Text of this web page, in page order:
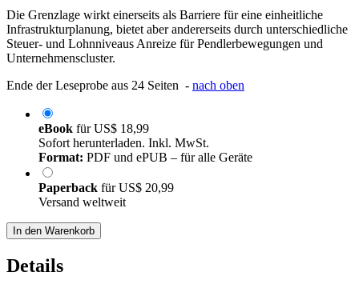
Die Grenzlage wirkt einerseits als Barriere für eine einheitliche
Infrastrukturplanung, bietet aber andererseits durch unterschiedliche
Steuer- und Lohnniveaus Anreize für Pendlerbewegungen und
Unternehmenscluster.
Ende der Leseprobe aus 24 Seiten - nach oben
eBook fürUS$ 18,99
Sofort herunterladen. Inkl. MwSt.
Format: PDF und ePUB – für alle Geräte
Paperback fürUS$ 20,99
Versand weltweit
In den Warenkorb
Details